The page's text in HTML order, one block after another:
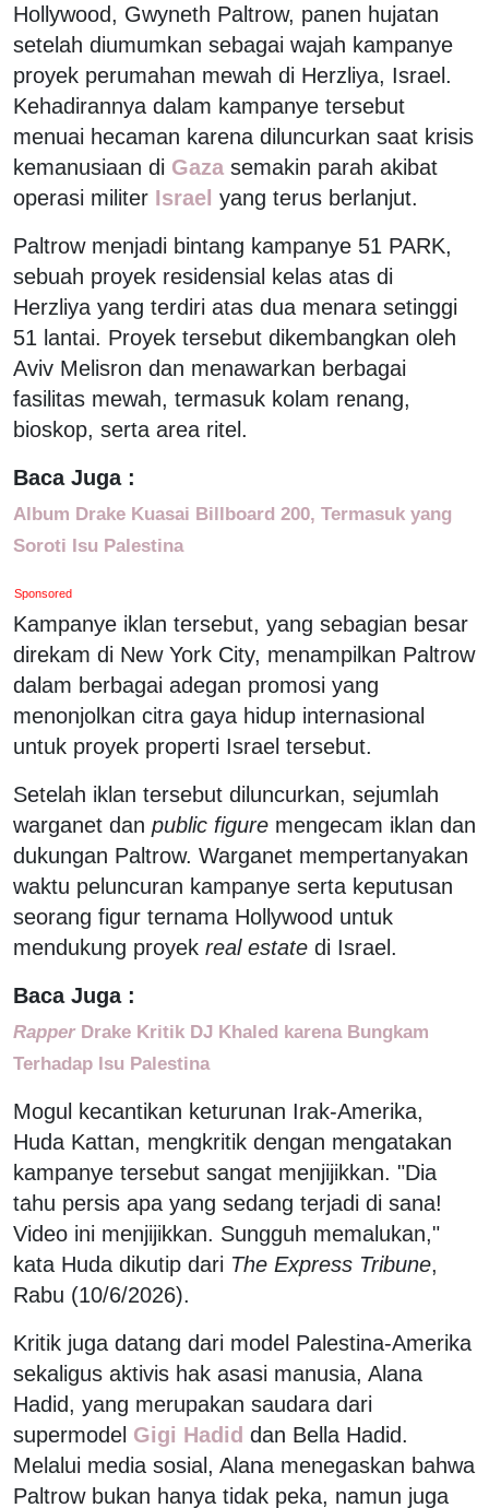
Hollywood, Gwyneth Paltrow, panen hujatan
setelah diumumkan sebagai wajah kampanye
proyek perumahan mewah di Herzliya, Israel.
Kehadirannya dalam kampanye tersebut
menuai hecaman karena diluncurkan saat krisis
kemanusiaan di Gaza semakin parah akibat
operasi militer Israel yang terus berlanjut.
Paltrow menjadi bintang kampanye 51 PARK,
sebuah proyek residensial kelas atas di
Herzliya yang terdiri atas dua menara setinggi
51 lantai. Proyek tersebut dikembangkan oleh
Aviv Melisron dan menawarkan berbagai
fasilitas mewah, termasuk kolam renang,
bioskop, serta area ritel.
Baca Juga :
Album Drake Kuasai Billboard 200, Termasuk yang
Soroti Isu Palestina
Sponsored
Kampanye iklan tersebut, yang sebagian besar
direkam di New York City, menampilkan Paltrow
dalam berbagai adegan promosi yang
menonjolkan citra gaya hidup internasional
untuk proyek properti Israel tersebut.
Setelah iklan tersebut diluncurkan, sejumlah
warganet dan public figure mengecam iklan dan
dukungan Paltrow. Warganet mempertanyakan
waktu peluncuran kampanye serta keputusan
seorang figur ternama Hollywood untuk
mendukung proyek real estate di Israel.
Baca Juga :
RapperDrake Kritik DJ Khaled karena Bungkam
Terhadap Isu Palestina
Mogul kecantikan keturunan Irak-Amerika,
Huda Kattan, mengkritik dengan mengatakan
kampanye tersebut sangat menjijikkan. "Dia
tahu persis apa yang sedang terjadi di sana!
Video ini menjijikkan. Sungguh memalukan,"
kata Huda dikutip dari The Express Tribune,
Rabu (10/6/2026).
Kritik juga datang dari model Palestina-Amerika
sekaligus aktivis hak asasi manusia, Alana
Hadid, yang merupakan saudara dari
supermodel Gigi Hadid dan Bella Hadid.
Melalui media sosial, Alana menegaskan bahwa
Paltrow bukan hanya tidak peka, namun juga